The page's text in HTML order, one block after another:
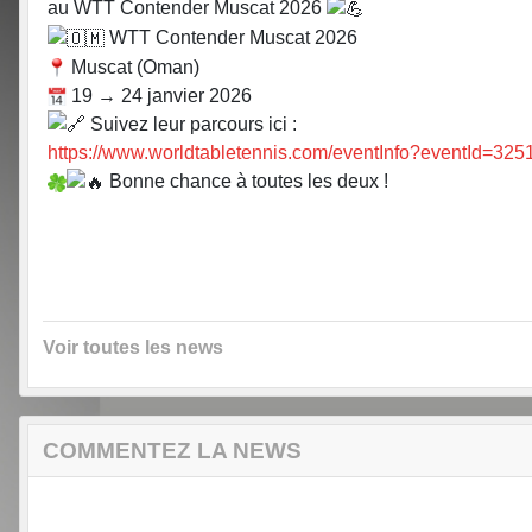
au WTT Contender Muscat 2026
WTT Contender Muscat 2026
Muscat (Oman)
19 → 24 janvier 2026
Suivez leur parcours ici :
https://www.worldtabletennis.com/
Bonne chance à toutes les deux !
Voir toutes les news
COMMENTEZ LA NEWS